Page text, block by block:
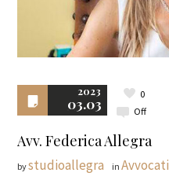
2023
03.03 Off
0
Avv. Federica Allegra
bystudioallegra inAvvocati